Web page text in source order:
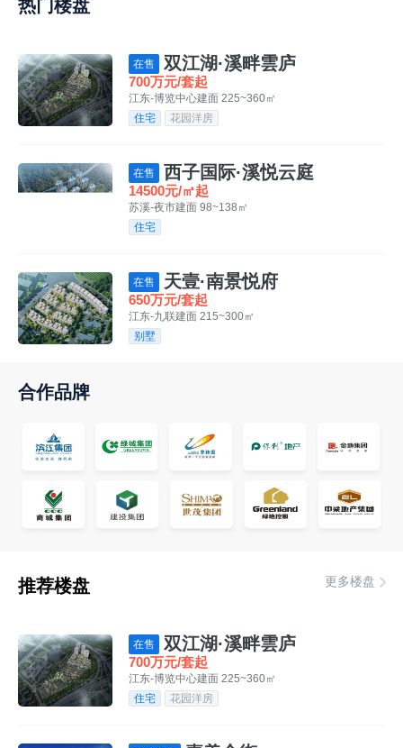
热门楼盘
在售 双江湖·溪畔雲庐
700万元/套起
江东-博览中心建面 225~360㎡
住宅
花园洋房
在售 西子国际·溪悦云庭
14500元/㎡起
苏溪-夜市建面 98~138㎡
住宅
在售 天壹·南景悦府
650万元/套起
江东-九联建面 215~300㎡
别墅
合作品牌
推荐楼盘 更多楼盘
在售 双江湖·溪畔雲庐
700万元/套起
江东-博览中心建面 225~360㎡
住宅
花园洋房